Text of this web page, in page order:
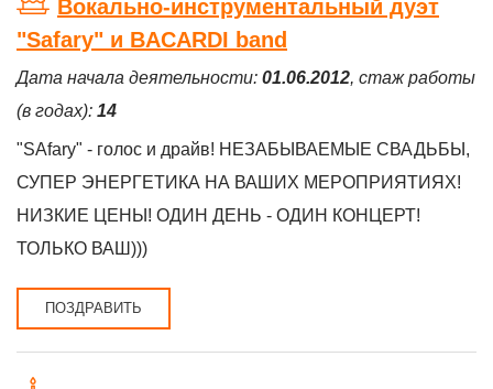
Вокально-инструментальный дуэт
"Safary" и BACARDI band
Дата начала деятельности: 01.06.2012, стаж работы
(в годах): 14
"SAfary" - голос и драйв! НЕЗАБЫВАЕМЫЕ СВАДЬБЫ,
СУПЕР ЭНЕРГЕТИКА НА ВАШИХ МЕРОПРИЯТИЯХ!
НИЗКИЕ ЦЕНЫ! ОДИН ДЕНЬ - ОДИН КОНЦЕРТ!
ТОЛЬКО ВАШ)))
ПОЗДРАВИТЬ